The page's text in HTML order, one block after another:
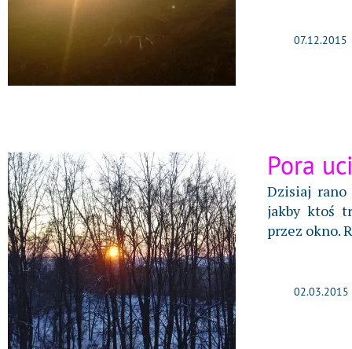
07.12.2015
Pora
Dzisiaj rano
jakby ktoś
przez okno.
02.03.2015